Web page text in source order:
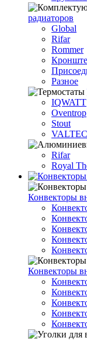
радиаторов
Global
Rifar
Rommer
Разное
IQWATT
Oventrop
Stout
VALTEC
Rifar
Royal
Конвекторы
Конвекторы